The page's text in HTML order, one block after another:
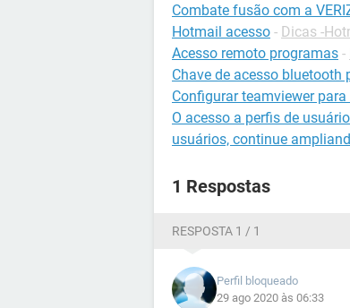
Combate fusão com a
Hotmail acesso - Dicas -
Acesso remoto programas -
Chave de acesso bluetooth
Configurar teamviewer
O acesso a perfis de
usuários, continue
1 Respostas
RESPOSTA 1 / 1
Perfil bloqueado
29 ago 2020 às 06:33